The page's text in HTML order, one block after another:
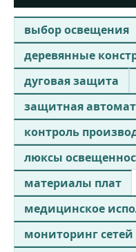
выбор освещения
деревянные
дуговая защита
защитная
контроль
люксы
материалы плат
медицинское
мониторинг сетей